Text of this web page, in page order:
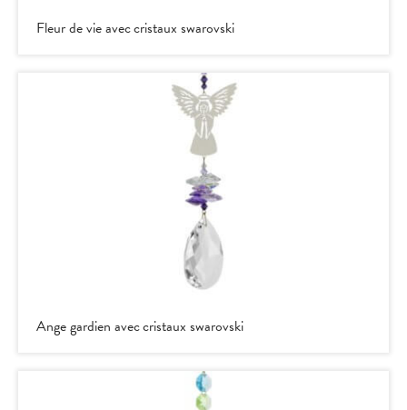
Fleur de vie avec cristaux swarovski
Ange gardien avec cristaux swarovski